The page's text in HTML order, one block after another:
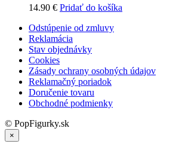
14.90 € Pridať do košíka
Odstúpenie od zmluvy
Reklamácia
Stav objednávky
Cookies
Zásady ochrany osobných údajov
Reklamačný poriadok
Doručenie tovaru
Obchodné podmienky
© PopFigurky.sk
×